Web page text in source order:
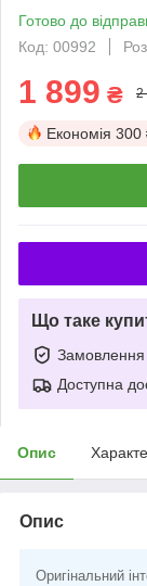
Готово до
Код: 00992
1 899 ₴ 2
Економія 300
Що таке
Замовлення
Доступна
Опис
Опис
Оригінальний